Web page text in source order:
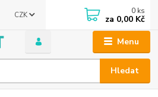
Menu
CZK
Hledat
0 ks
za 0,00 Kč